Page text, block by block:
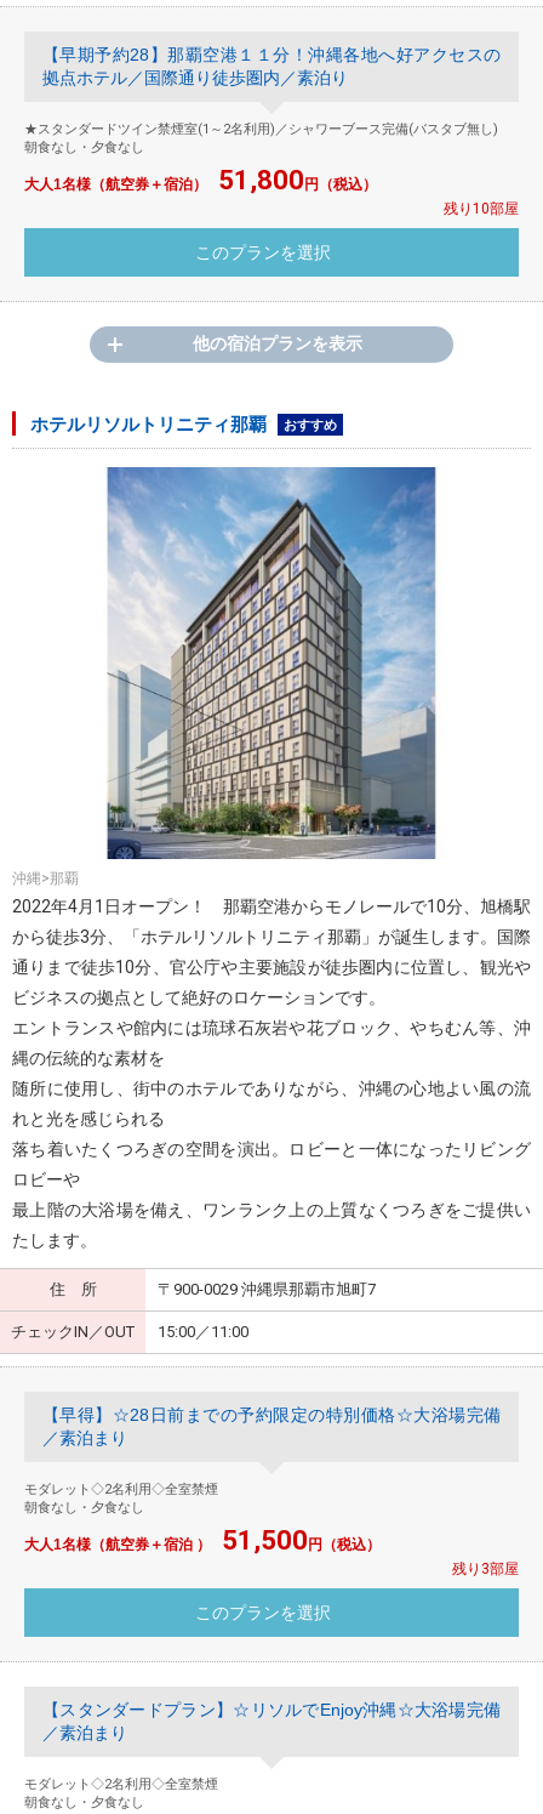
【早期予約28】那覇空港１１分！沖縄各地へ好アクセスの
拠点ホテル／国際通り徒歩圏内／素泊り
★スタンダードツイン禁煙室(1～2名利用)／シャワーブース完備(バスタブ無し)
朝食なし・夕食なし
大人1名様（航空券＋宿泊） 51,800 円（税込）
残り10部屋
他の宿泊プランを表示
ホテルリソルトリニティ那覇 おすすめ
沖縄>那覇
2022年4月1日オープン！ 那覇空港からモノレールで10分、旭橋駅
から徒歩3分、「ホテルリソルトリニティ那覇」が誕生します。国際
通りまで徒歩10分、官公庁や主要施設が徒歩圏内に位置し、観光や
ビジネスの拠点として絶好のロケーションです。
エントランスや館内には琉球石灰岩や花ブロック、やちむん等、沖
縄の伝統的な素材を
随所に使用し、街中のホテルでありながら、沖縄の心地よい風の流
れと光を感じられる
落ち着いたくつろぎの空間を演出。ロビーと一体になったリビング
ロビーや
最上階の大浴場を備え、ワンランク上の上質なくつろぎをご提供い
たします。
住 所 〒900-0029 沖縄県那覇市旭町7
チェックIN／OUT 15:00／11:00
【早得】☆28日前までの予約限定の特別価格☆大浴場完備
／素泊まり
モダレット◇2名利用◇全室禁煙
朝食なし・夕食なし
大人1名様（航空券＋宿泊 ） 51,500 円（税込）
残り3部屋
【スタンダードプラン】☆リソルでEnjoy沖縄☆大浴場完備
／素泊まり
モダレット◇2名利用◇全室禁煙
朝食なし・夕食なし